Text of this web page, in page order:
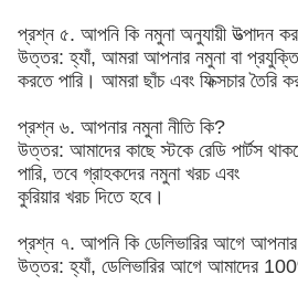
প্রশ্ন ৫. আপনি কি নমুনা অনুযায়ী উত্পাদন
উত্তর: হ্যাঁ, আমরা আপনার নমুনা বা
করতে পারি। আমরা ছাঁচ এবং ফিক্সচার তৈরি
প্রশ্ন ৬. আপনার নমুনা নীতি কি?
উত্তর: আমাদের কাছে স্টকে রেডি পার্টস
পারি, তবে গ্রাহকদের নমুনা খরচ এবং
কুরিয়ার খরচ দিতে হবে।
প্রশ্ন ৭. আপনি কি ডেলিভারির আগে
উত্তর: হ্যাঁ, ডেলিভারির আগে আমাদের